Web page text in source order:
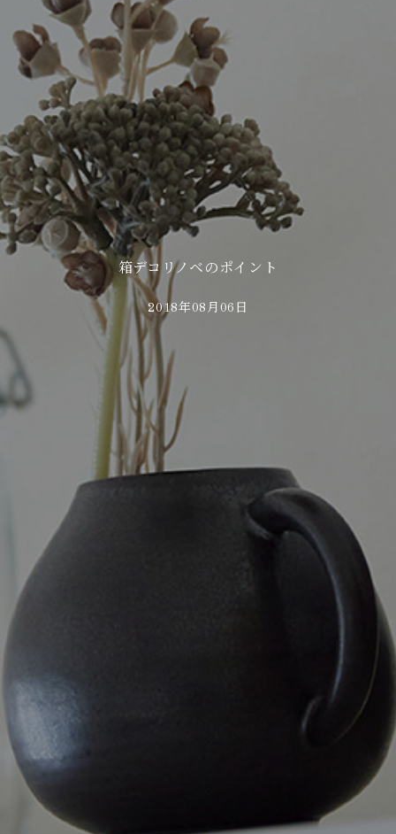
箱デコリノベのポイント
2018年08月06日